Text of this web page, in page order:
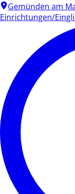
Gemünden am
Einrichtungen/